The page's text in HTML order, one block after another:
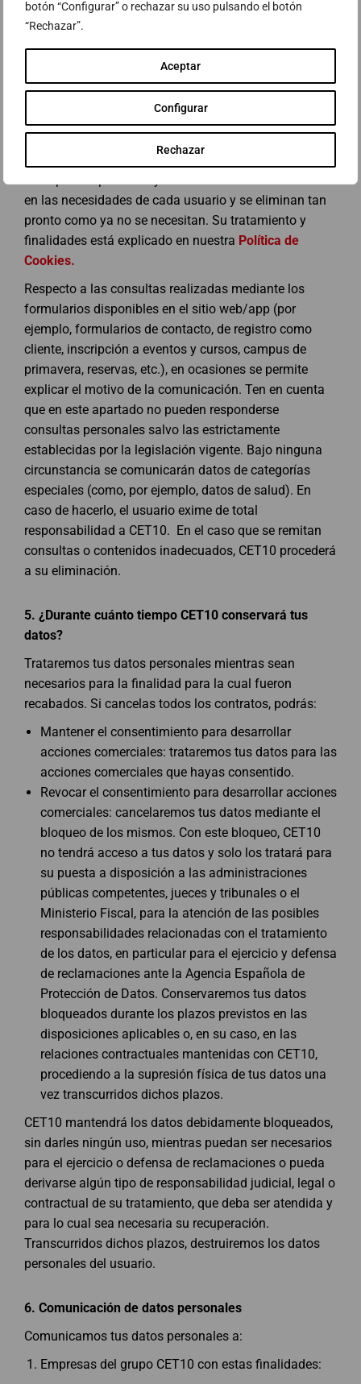
botón “Configurar” o rechazar su uso pulsando el botón
“Rechazar”.
Configurar
Rechazar
Aceptar
información vinculada a tu navegación. Cuando visites
datos necesarios para que puedas acceder a ellos
(datos de uso). Esto incluye tu dirección IP y datos
sobre el inicio, el final y el tema de tu uso del sitio
web/App, así como posiblemente datos de
en las necesidades de cada usuario y se eliminan tan
pronto como ya no se necesitan. Su tratamiento y
finalidades está explicado en nuestra Política de
Cookies.
Respecto a las consultas realizadas mediante los
formularios disponibles en el sitio web/app (por
ejemplo, formularios de contacto, de registro como
cliente, inscripción a eventos y cursos, campus de
primavera, reservas, etc.), en ocasiones se permite
explicar el motivo de la comunicación. Ten en cuenta
que en este apartado no pueden responderse
consultas personales salvo las estrictamente
establecidas por la legislación vigente. Bajo ninguna
circunstancia se comunicarán datos de categorías
especiales (como, por ejemplo, datos de salud). En
caso de hacerlo, el usuario exime de total
responsabilidad a CET10. En el caso que se remitan
consultas o contenidos inadecuados, CET10 procederá
a su eliminación.
5. ¿Durante cuánto tiempo CET10 conservará tus
datos?
Trataremos tus datos personales mientras sean
necesarios para la finalidad para la cual fueron
recabados. Si cancelas todos los contratos, podrás:
Mantener el consentimiento para desarrollar
acciones comerciales: trataremos tus datos para las
acciones comerciales que hayas consentido.
Revocar el consentimiento para desarrollar acciones
comerciales: cancelaremos tus datos mediante el
bloqueo de los mismos. Con este bloqueo, CET10
no tendrá acceso a tus datos y solo los tratará para
su puesta a disposición a las administraciones
públicas competentes, jueces y tribunales o el
Ministerio Fiscal, para la atención de las posibles
responsabilidades relacionadas con el tratamiento
de los datos, en particular para el ejercicio y defensa
de reclamaciones ante la Agencia Española de
Protección de Datos. Conservaremos tus datos
bloqueados durante los plazos previstos en las
disposiciones aplicables o, en su caso, en las
relaciones contractuales mantenidas con CET10,
procediendo a la supresión física de tus datos una
vez transcurridos dichos plazos.
CET10 mantendrá los datos debidamente bloqueados,
sin darles ningún uso, mientras puedan ser necesarios
para el ejercicio o defensa de reclamaciones o pueda
derivarse algún tipo de responsabilidad judicial, legal o
contractual de su tratamiento, que deba ser atendida y
para lo cual sea necesaria su recuperación.
Transcurridos dichos plazos, destruiremos los datos
personales del usuario.
6. Comunicación de datos personales
Comunicamos tus datos personales a:
Empresas del grupo CET10 con estas finalidades: